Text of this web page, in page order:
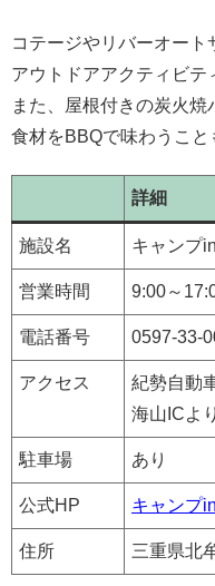
コテージやリバーオー
アウトドアアクティビテ
また、屋根付きの炭火
食材をBBQで味わうこと
詳細
施設名 キャンプ
営業時間 9:00～
電話番号 0597-33-
アクセス
紀勢自動
海山ICよ
駐車場 あり
公式HP キャンプ
住所 三重県北